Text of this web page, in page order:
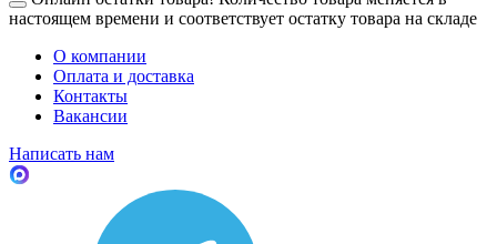
настоящем времени и соответствует остатку товара на складе
О компании
Оплата и доставка
Контакты
Вакансии
Написать нам